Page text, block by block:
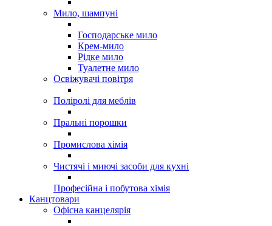
Мило, шампуні
Господарське мило
Крем-мило
Рідке мило
Туалетне мило
Освіжувачі повітря
Поліролі для меблів
Пральні порошки
Промислова хімія
Чистячі і миючі засоби для кухні
Професійна і побутова хімія
Канцтовари
Офісна канцелярія